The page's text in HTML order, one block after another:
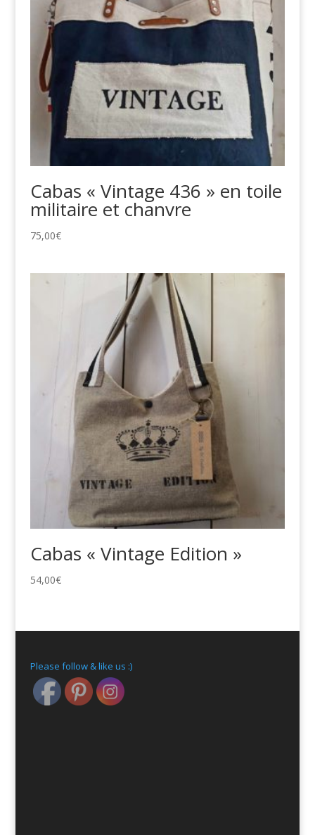
Cabas « Vintage 436 » en toile
militaire et chanvre
75,00€
Cabas « Vintage Edition »
54,00€
Please follow & like us :)